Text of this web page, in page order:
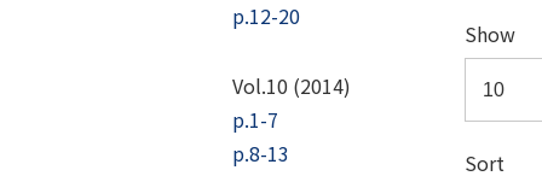
Show
Sort
p.12-20
Vol.10 (2014)
p.1-7
p.8-13